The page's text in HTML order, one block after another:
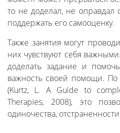
то не доделал, не оправдал
поддержать его самооценку.
Также занятия могут
них чувствуют себя
доделать задание и
важность своей помощи. По
(Kurtz, L. A Guide to
Therapies, 2008), это
одиночества,